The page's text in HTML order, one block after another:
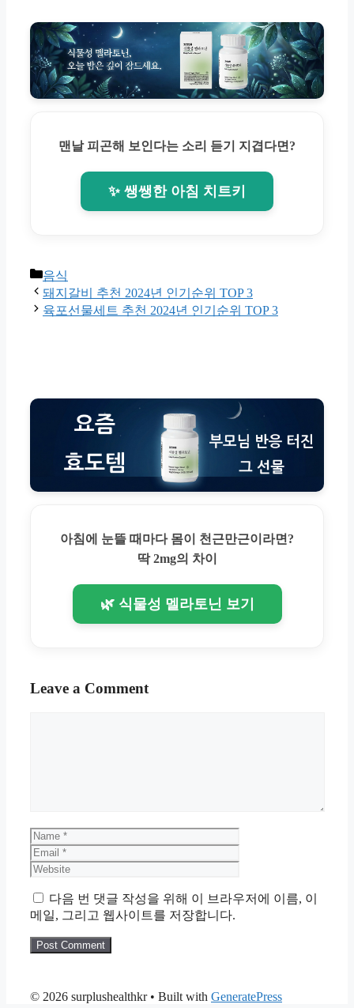
맨날 피곤해 보인다는 소리 듣기 지겹다면?
✨ 쌩쌩한 아침 치트키
Categories
음식
돼지갈비 추천 2024년 인기순위 TOP 3
육포선물세트 추천 2024년 인기순위 TOP 3
아침에 눈뜰 때마다 몸이 천근만근이라면?
딱 2mg의 차이
🌿 식물성 멜라토닌 보기
Leave a Comment
Name
다음 번 댓글 작성을 위해 이 브라우저에 이름, 이
메일, 그리고 웹사이트를 저장합니다.
© 2026 surplushealthkr• Built with GeneratePress